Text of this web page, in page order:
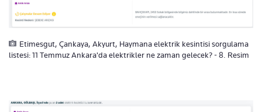
Etimesgut, Çankaya, Akyurt, Haymana elektrik kesintisi sorgulama
listesi: 11 Temmuz Ankara'da elektrikler ne zaman gelecek? - 8. Resim